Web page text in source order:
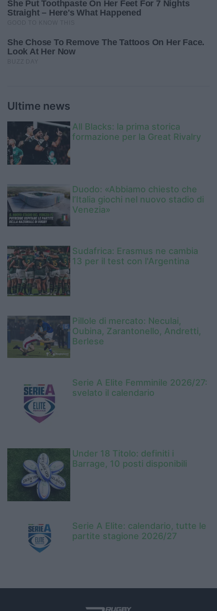
Ultime news
All Blacks: la prima storica
formazione per la Great Rivalry
Duodo: «Abbiamo chiesto che
l’Italia giochi nel nuovo stadio di
Venezia»
Sudafrica: Erasmus ne cambia
13 per il test con l'Argentina
Pillole di mercato: Neculai,
Oubina, Zarantonello, Andretti,
Berlese
Serie A Elite Femminile 2026/27:
svelato il calendario
Under 18 Titolo: definiti i
Barrage, 10 posti disponibili
Serie A Elite: calendario, tutte le
partite stagione 2026/27